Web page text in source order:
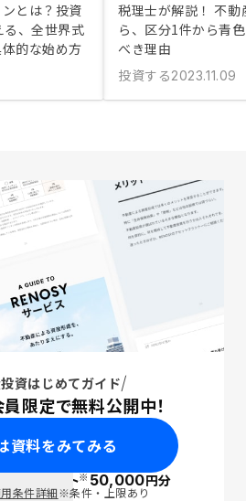
とは？投資
、全世界式
的な始め方
税理士が解説！ 不
ら、区分1件から青
べき理由
投資する2023.11.09
資はじめてガイド
限定で無料公開中！
資料をみてみる
ポイント※50,000円分
条件詳細※条件・上限あり